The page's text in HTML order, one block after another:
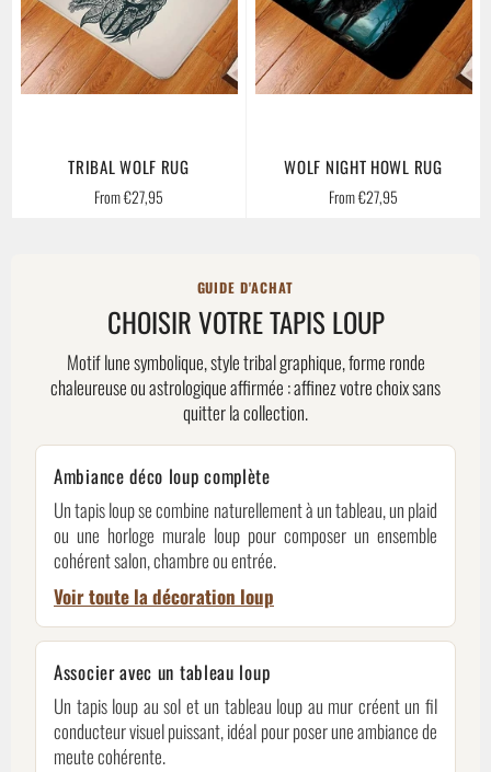
TRIBAL WOLF RUG
From €27,95
WOLF NIGHT HOWL RUG
From €27,95
GUIDE D'ACHAT
CHOISIR VOTRE TAPIS LOUP
Motif lune symbolique, style tribal graphique, forme ronde
chaleureuse ou astrologique affirmée : affinez votre choix sans
quitter la collection.
Ambiance déco loup complète
Un tapis loup se combine naturellement à un tableau, un plaid
ou une horloge murale loup pour composer un ensemble
cohérent salon, chambre ou entrée.
Voir toute la décoration loup
Associer avec un tableau loup
Un tapis loup au sol et un tableau loup au mur créent un fil
conducteur visuel puissant, idéal pour poser une ambiance de
meute cohérente.